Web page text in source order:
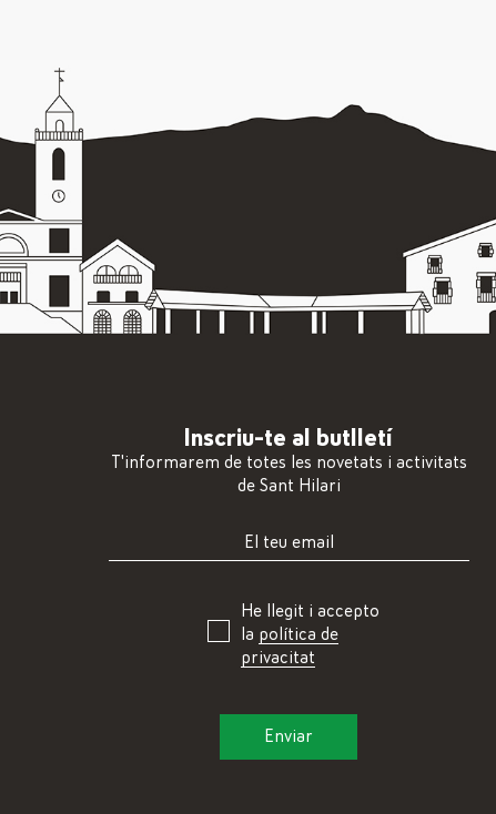
Inscriu-te al butlletí
T'informarem de totes les novetats i activitats
de Sant Hilari
He llegit i accepto
la política de
privacitat